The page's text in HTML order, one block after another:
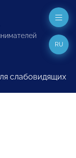
слабовидящих
RU